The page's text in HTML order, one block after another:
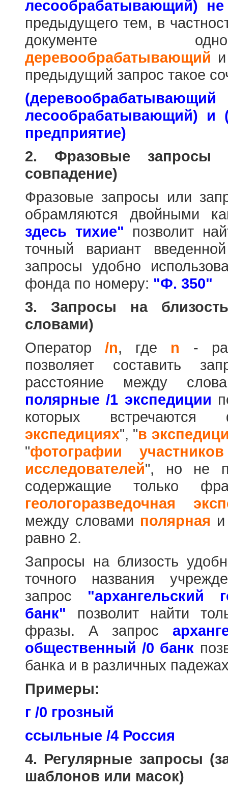
лесообрабатывающий) не
предыдущего тем, в
документе
деревообрабатывающий
предыдущий запрос такое
лесообрабатывающий) и
предприятие)
2. Фразовые запросы
совпадение)
Фразовые запросы или
обрамляются двойными
здесь тихие" позволит
точный вариант
запросы удобно
фонда по номеру: "Ф. 350"
3. Запросы на
словами)
Оператор/n, где n -
позволяет составить
расстояние между
полярные /1 экспедиции
которых
экспедициях", "в
"фотографии
исследователей", но не
содержащие только
геологоразведочная
между словами полярная
равно 2.
Запросы на близость
точного названия
запрос "архангельский
банк" позволит найти
фразы. А запрос
общественный /0 банк
банка и в различных
Примеры:
г /0 грозный
ссыльные /4 Россия
4. Регулярные запросы
шаблонов или масок)